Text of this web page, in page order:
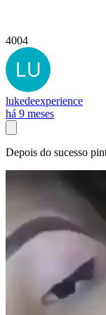
4004
lukedeexperience
há 9 meses
Depois do sucesso